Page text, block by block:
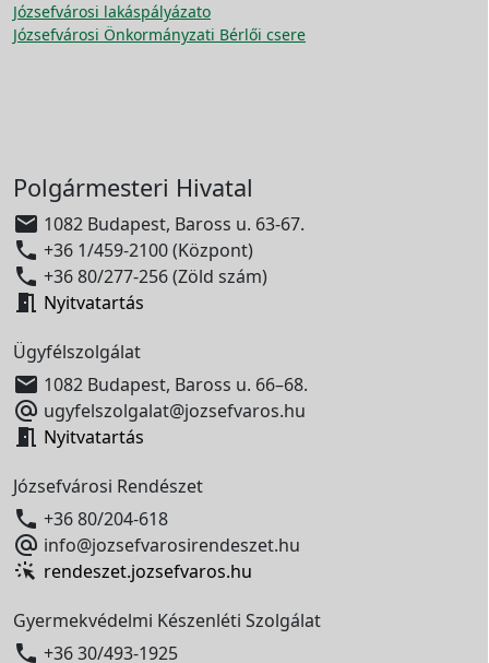
Józsefvárosi lakáspályázato
Józsefvárosi Önkormányzati Bérlői csere
Polgármesteri Hivatal
 1082 Budapest, Baross u. 63-67.
 +36 1/459-2100 (Központ)
 +36 80/277-256 (Zöld szám)
 Nyitvatartás
Ügyfélszolgálat
 1082 Budapest, Baross u. 66–68.
 ugyfelszolgalat@jozsefvaros.hu
 Nyitvatartás
Józsefvárosi Rendészet
 +36 80/204-618
 info@jozsefvarosirendeszet.hu
rendeszet.jozsefvaros.hu
Gyermekvédelmi Készenléti Szolgálat
 +36 30/493-1925